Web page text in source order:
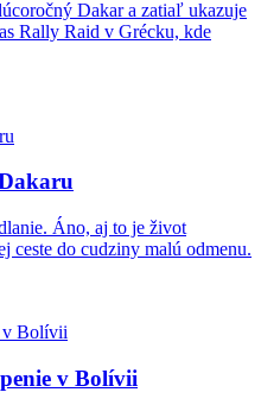
Dakar a zatiaľ ukazuje
Rally Raid v Grécku, kde
Áno, aj to je život
ceste do cudziny malú odmenu.
v Bolívii